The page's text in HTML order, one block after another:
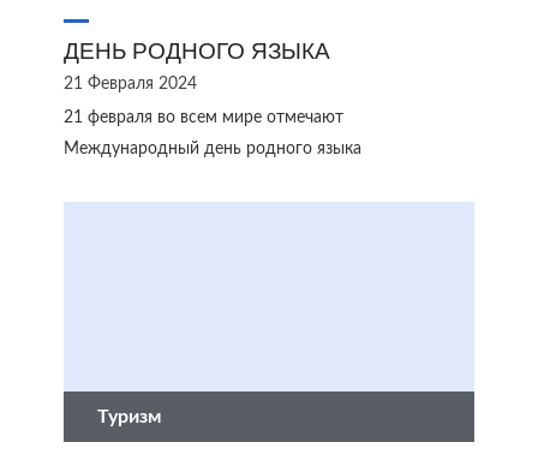
ДЕНЬ РОДНОГО ЯЗЫКА
21 Февраля 2024
21 февраля во всем мире отмечают
Международный день родного языка
Туризм